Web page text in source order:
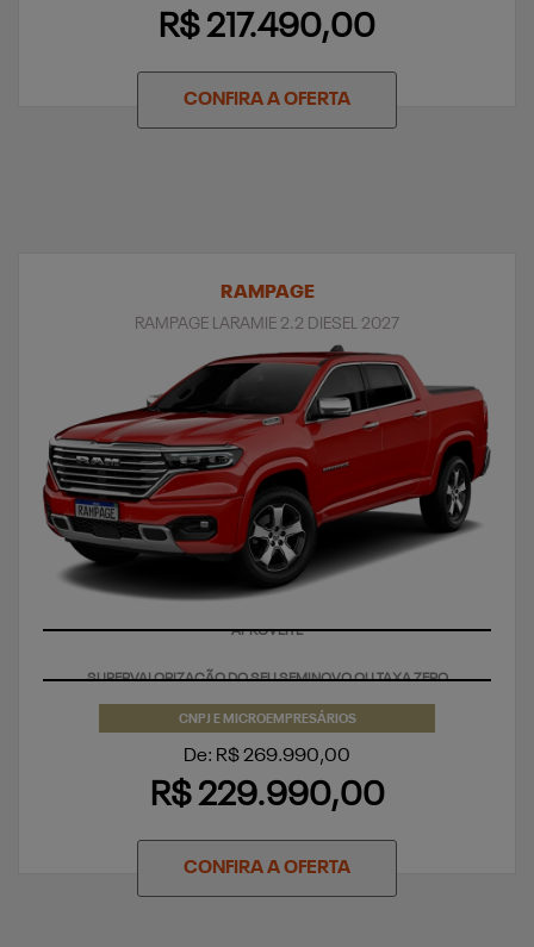
R$ 217.490,00
CONFIRA A OFERTA
RAMPAGE
RAMPAGE LARAMIE 2.2 DIESEL 2027
CNPJ E MICROEMPRESÁRIOS
De: R$ 269.990,00
R$ 229.990,00
CONFIRA A OFERTA